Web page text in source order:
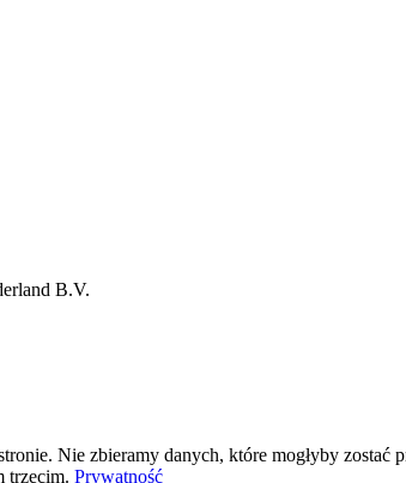
B.V.
Nie zbieramy danych, które mogłyby zostać
trzecim. Prywatność